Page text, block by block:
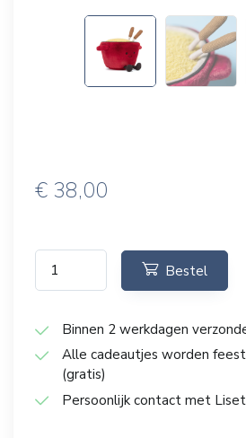
€ 38,00
Bestel
Binnen 2 werkdagen
Alle cadeautjes worden
(gratis)
Persoonlijk contact met